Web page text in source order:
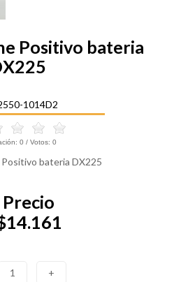
Positivo bateria
1014D2
0 / Votos: 0
bateria DX225
Precio
1 +